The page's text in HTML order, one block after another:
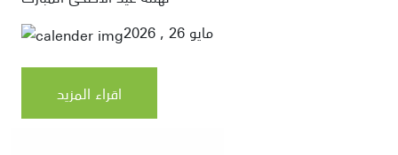
مايو 26 , 2026
اقراء المزيد